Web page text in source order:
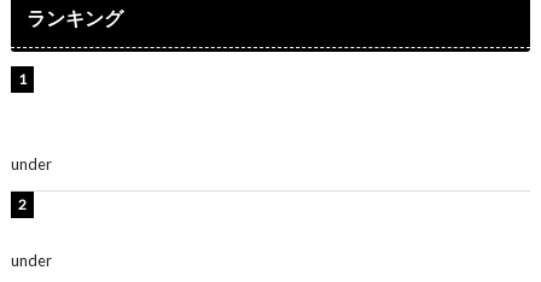
ランキング
under
under